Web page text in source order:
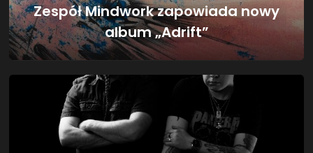
Zespół Mindwork zapowiada nowy
album „Adrift”